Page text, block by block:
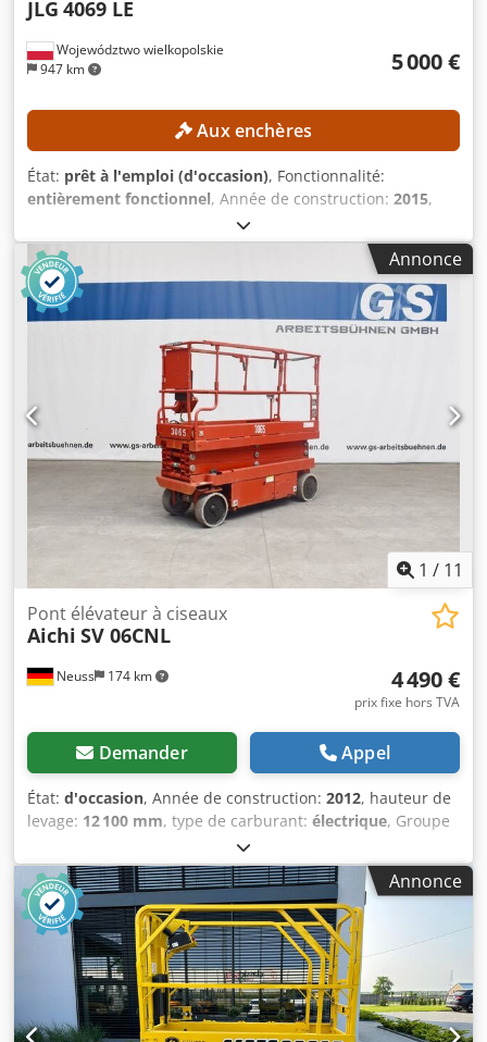
Województwo wielkopolskie
947 km
JLG 4069 LE
5 000 €
Aux enchères
État: prêt à l'emploi (d'occasion), Fonctionnalité:
entièrement fonctionnel, Année de construction: 2015,
387 h
machine/véhicule:0200245029, hauteur de travail:14 000
mm, CARACTÉRISTIQUES TECHNIQUES Hauteur de travail :
14 m Chedpfx Anozrgxzs Hsa Type de transmission : 4 × 4
CARACTÉRISTIQUES DE LA MACHINE Capacité de charge de
la plateforme : 360 kg maximum Nombre de personnes : 2
maximum Charge utile admissible : 200 kg maximum Force
manuelle : 400 N maximum Vitesse du vent : 12,5 m/s
maximum Heures de fonctionnement : 387 h ÉQUIPEMENT
Chargeur de batterie Référence externe : SL15850SP
Annonce
1 / 11
Neuss 174 km
Pont élévateur à ciseaux
Aichi SV 06CNL
4 490 €
prix fixe hors TVA
Demander Appel
État: d'occasion, Année de construction: 2012, hauteur de
levage: 12 100 mm, type de carburant: électrique, Groupe
motopropulseur Transmission : roues Poids Poids à vide :
1 810 kg Fonctionnalités Capacité de levage : 360 kg
Hauteur de travail : 810 cm Dimensions de la benne :
230 x 80 x 171 cm Marquage CE : oui État État général :
moyen État technique : moyen État esthétique : moyen
Informations complémentaires Conditions de livraison :
EXW Csdev Tibropfx An Hoha Pays de fabrication : JP
Informations complémentaires Pour obtenir de plus
amples informations, veuillez contacter Christian Theißen.
Annonce